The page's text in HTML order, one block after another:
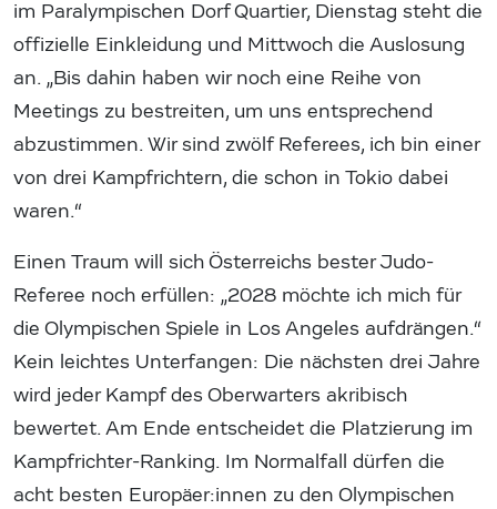
im Paralympischen Dorf Quartier, Dienstag steht die
offizielle Einkleidung und Mittwoch die Auslosung
an. „Bis dahin haben wir noch eine Reihe von
Meetings zu bestreiten, um uns entsprechend
abzustimmen. Wir sind zwölf Referees, ich bin einer
von drei Kampfrichtern, die schon in Tokio dabei
waren.“
Einen Traum will sich Österreichs bester Judo-
Referee noch erfüllen: „2028 möchte ich mich für
die Olympischen Spiele in Los Angeles aufdrängen.“
Kein leichtes Unterfangen: Die nächsten drei Jahre
wird jeder Kampf des Oberwarters akribisch
bewertet. Am Ende entscheidet die Platzierung im
Kampfrichter-Ranking. Im Normalfall dürfen die
acht besten Europäer:innen zu den Olympischen